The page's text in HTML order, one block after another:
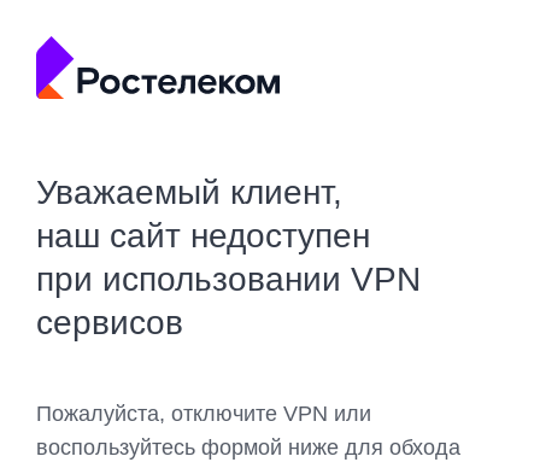
Уважаемый клиент,
наш сайт недоступен
при использовании VPN
сервисов
Пожалуйста, отключите VPN или
воспользуйтесь формой ниже для обхода